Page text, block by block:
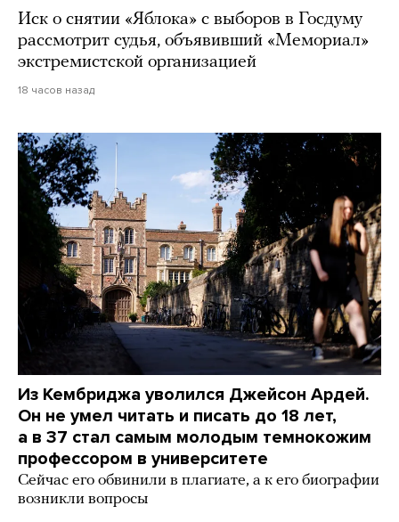
Иск о снятии «Яблока» с выборов в Госдуму
рассмотрит судья, объявивший «Мемориал»
экстремистской организацией
18 часов назад
Из Кембриджа уволился Джейсон Ардей.
Он не умел читать и писать до 18 лет,
а в 37 стал самым молодым темнокожим
профессором в университете
Сейчас его обвинили в плагиате, а к его биографии
возникли вопросы